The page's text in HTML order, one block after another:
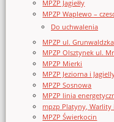
MPZP Jagiełły
MPZP Waplewo –
Do uchwalenia
MPZP ul.
MPZP Olsztynek ul.
MPZP Mierki
MPZP Jeziorna i
MPZP Sosnowa
MPZP linia
mpzp Platyny, Warlity
MPZP Świerkocin